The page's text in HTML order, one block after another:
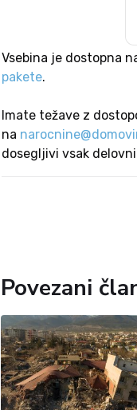
Vsebina je dostopna
pakete.
Imate težave z
na
dosegljivi vsak
Povezani